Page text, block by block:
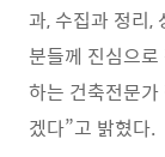
과, 수집과 정리,
분들께 진심으
하는 건축전문
겠다”고 밝혔다.